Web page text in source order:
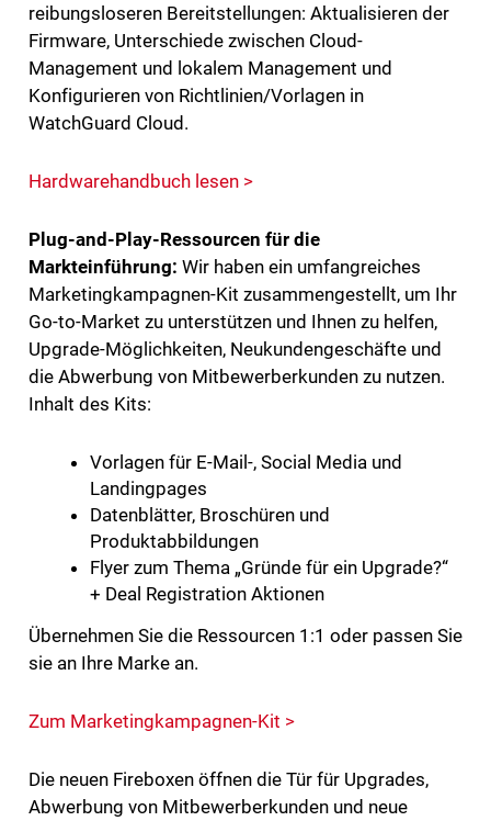
reibungsloseren Bereitstellungen: Aktualisieren der
Firmware, Unterschiede zwischen Cloud-
Management und lokalem Management und
Konfigurieren von Richtlinien/Vorlagen in
WatchGuard Cloud.
Hardwarehandbuch lesen >
Plug-and-Play-Ressourcen für die
Markteinführung: Wir haben ein umfangreiches
Marketingkampagnen-Kit zusammengestellt, um Ihr
Go-to-Market zu unterstützen und Ihnen zu helfen,
Upgrade-Möglichkeiten, Neukundengeschäfte und
die Abwerbung von Mitbewerberkunden zu nutzen.
Inhalt des Kits:
Vorlagen für E-Mail-, Social Media und
Landingpages
Datenblätter, Broschüren und
Produktabbildungen
Flyer zum Thema „Gründe für ein Upgrade?“
+ Deal Registration Aktionen
Übernehmen Sie die Ressourcen 1:1 oder passen Sie
sie an Ihre Marke an.
Zum Marketingkampagnen-Kit >
Die neuen Fireboxen öffnen die Tür für Upgrades,
Abwerbung von Mitbewerberkunden und neue